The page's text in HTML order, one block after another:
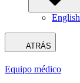
English
ATRÁS
Equipo médico